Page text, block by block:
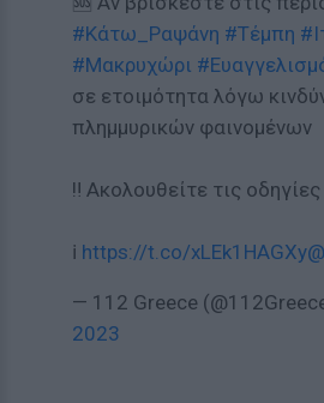
#Κάτω_Ραψάνη #Τέμπη
#Μακρυχώρι
σε ετοιμότητα λόγω
πλημμυρικών φαινομένων
‼️ Ακολουθείτε τις
ℹ️ https://t.co/xLEk1HAGXy
— 112 Greece
2023